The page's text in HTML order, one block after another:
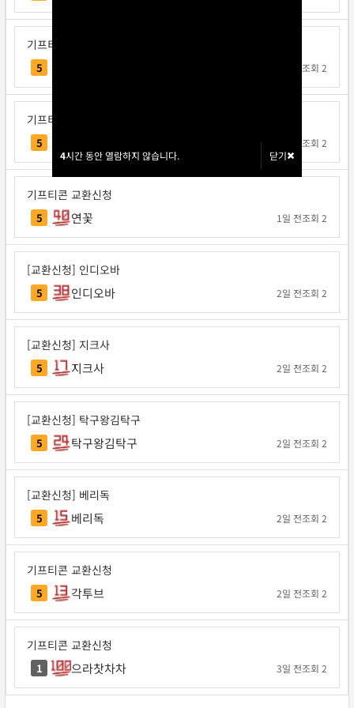
4시간 동안 열람하지 않습니다. 닫기
4시간 동안 열람하지 않습니다. 닫기
기프티콘 교환신청
5 조회 2
기프티콘 교환신청
5 조회 2
기프티콘 교환신청
5 연꽃 1일 전조회 2
[교환신청] 인디오바
5 인디오바 2일 전조회 2
[교환신청] 지크사
5 지크사 2일 전조회 2
[교환신청] 탁구왕김탁구
5 탁구왕김탁구 2일 전조회 2
[교환신청] 베리독
5 베리독 2일 전조회 2
기프티콘 교환신청
5 각투브 2일 전조회 2
기프티콘 교환신청
1 으라찻차차 3일 전조회 2